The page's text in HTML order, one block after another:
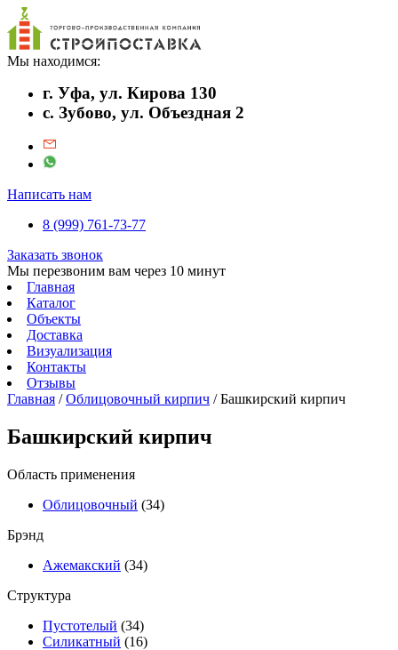
Мы находимся:
г. Уфа, ул. Кирова 130
с. Зубово, ул. Объездная 2
Написать нам
8 (999) 761-73-77
Заказать звонок
Мы перезвоним вам через 10 минут
Главная
Каталог
Объекты
Доставка
Визуализация
Контакты
Отзывы
Главная /Облицовочный кирпич / Башкирский кирпич
Башкирский кирпич
Область применения
Облицовочный (34)
Брэнд
Ажемакский (34)
Структура
Пустотелый (34)
Силикатный (16)